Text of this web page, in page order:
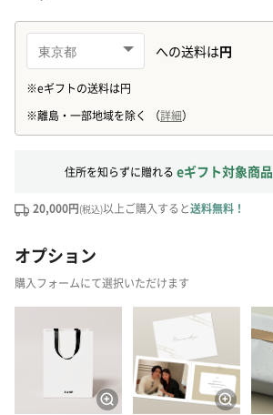
住所を知らずに贈れる eギフト対象商品
20,000円(税込)以上ご購入すると送料無料！
オプション
購入フォームにて選択いただけます